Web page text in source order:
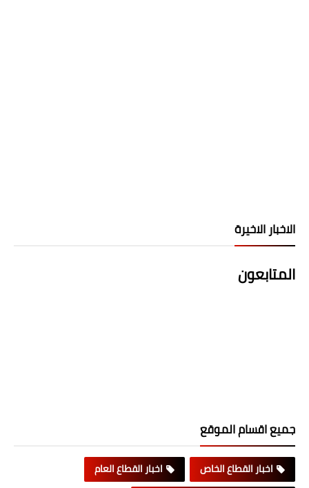
الاخبار الاخيرة
المتابعون
جميع اقسام الموقع
اخبار القطاع الخاص
اخبار القطاع العام